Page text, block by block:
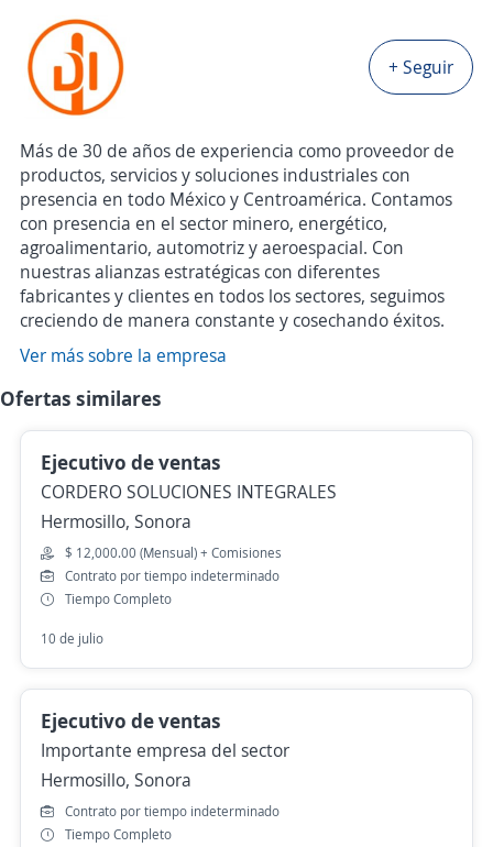
+ Seguir
Más de 30 de años de experiencia como proveedor de
productos, servicios y soluciones industriales con
presencia en todo México y Centroamérica. Contamos
con presencia en el sector minero, energético,
agroalimentario, automotriz y aeroespacial. Con
nuestras alianzas estratégicas con diferentes
fabricantes y clientes en todos los sectores, seguimos
creciendo de manera constante y cosechando éxitos.
Ver más sobre la empresa
Ofertas similares
Ejecutivo de ventas
CORDERO SOLUCIONES INTEGRALES
Hermosillo, Sonora
$ 12,000.00 (Mensual) + Comisiones
Contrato por tiempo indeterminado
Tiempo Completo
10 de julio
Ejecutivo de ventas
Importante empresa del sector
Hermosillo, Sonora
Contrato por tiempo indeterminado
Tiempo Completo